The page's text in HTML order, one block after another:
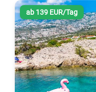
ab 139 EUR/Tag